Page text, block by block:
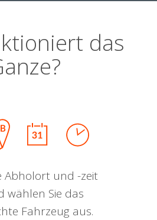
das
Abholort und -zeit
wählen Sie das
Fahrzeug aus.